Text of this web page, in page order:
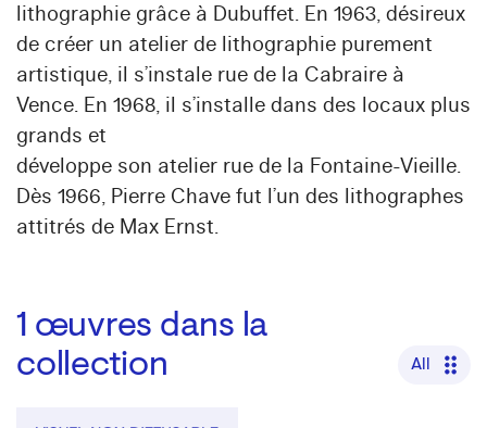
lithographie grâce à Dubuffet. En 1963, désireux
de créer un atelier de lithographie purement
artistique, il s’instale rue de la Cabraire à
Vence. En 1968, il s’installe dans des locaux plus
grands et
développe son atelier rue de la Fontaine-Vieille.
Dès 1966, Pierre Chave fut l’un des lithographes
attitrés de Max Ernst.
1 œuvres dans la
collection
All